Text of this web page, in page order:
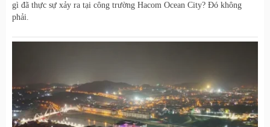
gì đã thực sự xảy ra tại công trường Hacom Ocean City? Đó không
phải.